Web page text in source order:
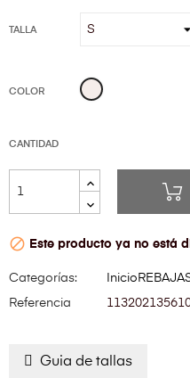
TALLA
COLOR Beige
CANTIDAD
 Este producto ya no está
Categorías: Inicio
Referencia
Guia de tallas